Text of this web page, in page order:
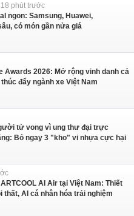
phút trước
ngon: Samsung, Huawei,
có món gần nửa giá
Awards 2026: Mở rộng vinh danh cả
đẩy ngành xe Việt Nam
tử vong vì ung thư đại trực
Bỏ ngay 3 "kho" vi nhựa cực hại
AI Air tại Việt Nam: Thiết
thất, AI cá nhân hóa trải nghiệm